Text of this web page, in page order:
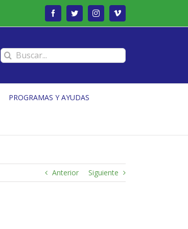
FacebookTwitterInstagramVimeo
Buscar:
PROGRAMAS Y AYUDAS
Anterior Siguiente